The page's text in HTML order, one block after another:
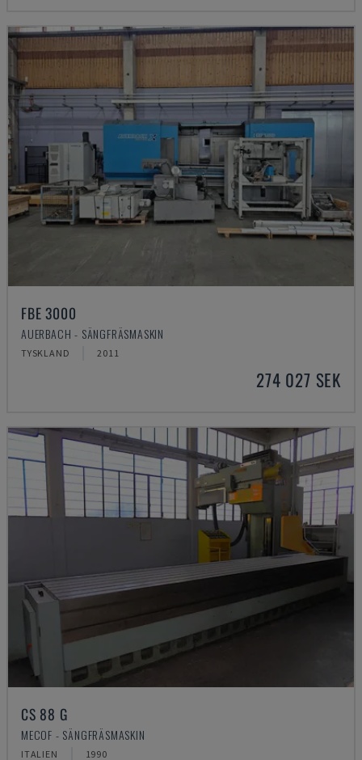
FBE 3000
AUERBACH - SÄNGFRÄSMASKIN
TYSKLAND 2011
274 027 SEK
CS 88 G
MECOF - SÄNGFRÄSMASKIN
ITALIEN 1990